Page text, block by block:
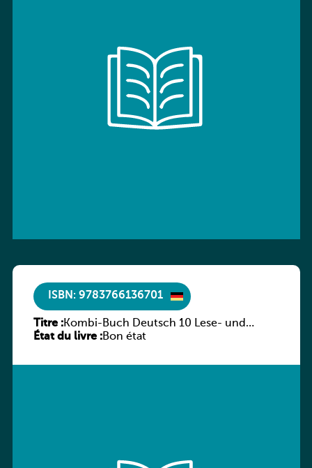
ISBN: 9783766136701
Titre :Kombi-Buch Deutsch 10 Lese- und
Sprachbuch
État du livre :Bon état